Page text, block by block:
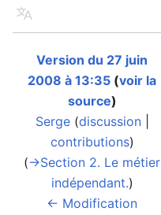
Langue
Version du 27 juin
2008 à 13:35 (voir la
source)
Serge (discussion|
contributions)
(→‎Section 2. Le métier
indépendant.)
← Modification